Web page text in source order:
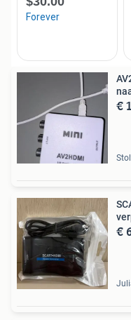
€
€